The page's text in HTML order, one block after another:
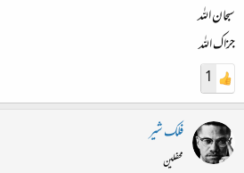
سبحان اللہ
جزاک اللہ
1
فلک شیر
محفلین